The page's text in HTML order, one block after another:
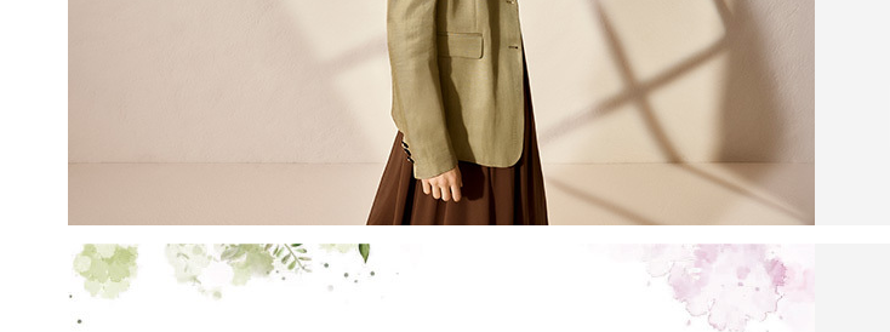
Con la creazione del tuo profilo, confermi di aver letto e
compreso la nostra Privacy Policy e il nostro Regolamento
My Lovely Garden e di essere maggiorenne.
QUESTO SITO È PROTETTO DA RECAPTCHA E SI APPLICANO LE NORME SULLA
PRIVACYETERMINI DI SERVIZIOGOOGLE.